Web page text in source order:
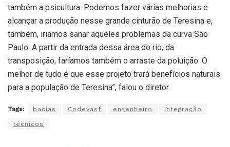
também a psicultura. Podemos fazer várias melhorias e
alcançar a produção nesse grande cinturão de Teresina e,
também, iriamos sanar aqueles problemas da curva São
Paulo. A partir da entrada dessa área do rio, da
transposição, faríamos também o arraste da poluição. O
melhor de tudo é que esse projeto trará benefícios naturais
para a população de Teresina”, falou o diretor.
Tags: bacias Codevasf engenheiro integração
técnicos